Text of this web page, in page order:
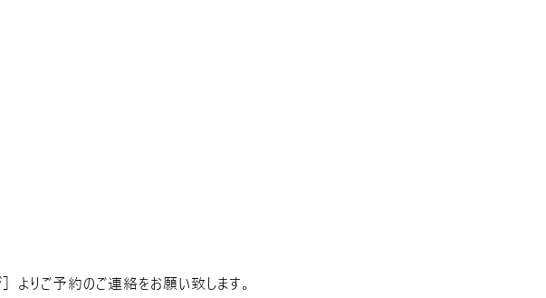
りご予約のご連絡をお願い致します。